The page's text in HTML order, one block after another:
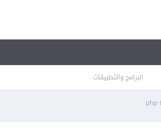
البرامج والتطبيقات